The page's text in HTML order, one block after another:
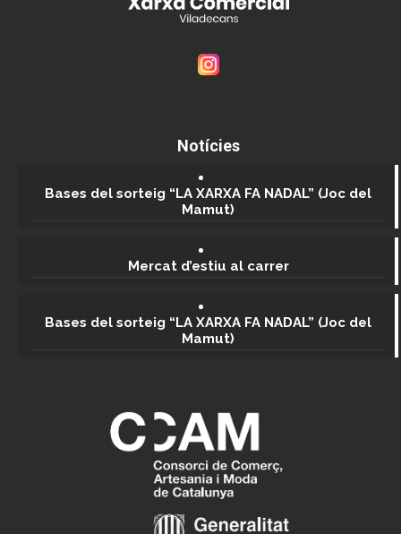
Notícies
Bases del sorteig “LA XARXA FA NADAL” (Joc del
Mamut)
Mercat d’estiu al carrer
Bases del sorteig “LA XARXA FA NADAL” (Joc del
Mamut)